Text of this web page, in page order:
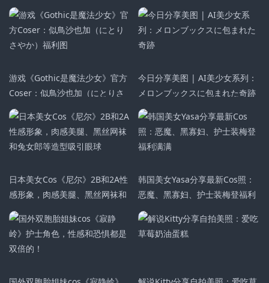
游戏《Gothic是魔法少女》官方
Coser：似鳥沙也加（にとりさ
やか）福利图
今日分享美图 | AI美少女系列：
メロンブックスに包まれた奇跡
日本美女Cos《尼尔》2B和2A性
感形象，肉感美腿、黑丝网袜和
兔女郎等造型吸引眼球
韩国美女Yasa分享最新Cos照：
恶魔、黑寡妇、护士装梅登福利
满满